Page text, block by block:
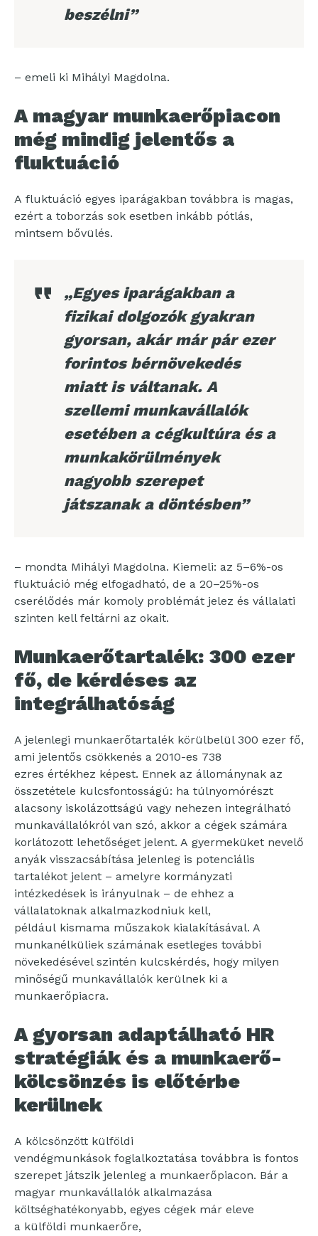
beszélni”
– emeli ki Mihályi Magdolna.
A magyar munkaerőpiacon
még mindig jelentős a
fluktuáció
A fluktuáció egyes iparágakban továbbra is magas,
ezért a toborzás sok esetben inkább pótlás,
mintsem bővülés.
„Egyes iparágakban a
fizikai dolgozók gyakran
gyorsan, akár már pár ezer
forintos bérnövekedés
miatt is váltanak. A
szellemi munkavállalók
esetében a cégkultúra és a
munkakörülmények
nagyobb szerepet
játszanak a döntésben”
– mondta Mihályi Magdolna. Kiemeli: az 5–6%-os
fluktuáció még elfogadható, de a 20–25%-os
cserélődés már komoly problémát jelez és vállalati
szinten kell feltárni az okait.
Munkaerőtartalék: 300 ezer
fő, de kérdéses az
integrálhatóság
A jelenlegi munkaerőtartalék körülbelül 300 ezer fő,
ami jelentős csökkenés a 2010-es 738
ezres értékhez képest. Ennek az állománynak az
összetétele kulcsfontosságú: ha túlnyomórészt
alacsony iskolázottságú vagy nehezen integrálható
munkavállalókról van szó, akkor a cégek számára
korlátozott lehetőséget jelent. A gyermeküket nevelő
anyák visszacsábítása jelenleg is potenciális
tartalékot jelent – amelyre kormányzati
intézkedések is irányulnak – de ehhez a
vállalatoknak alkalmazkodniuk kell,
például kismama műszakok kialakításával. A
munkanélküliek számának esetleges további
növekedésével szintén kulcskérdés, hogy milyen
minőségű munkavállalók kerülnek ki a
munkaerőpiacra.
A gyorsan adaptálható HR
stratégiák és a munkaerő-
kölcsönzés is előtérbe
kerülnek
A kölcsönzött külföldi
vendégmunkások foglalkoztatása továbbra is fontos
szerepet játszik jelenleg a munkaerőpiacon. Bár a
magyar munkavállalók alkalmazása
költséghatékonyabb, egyes cégek már eleve
a külföldi munkaerőre,